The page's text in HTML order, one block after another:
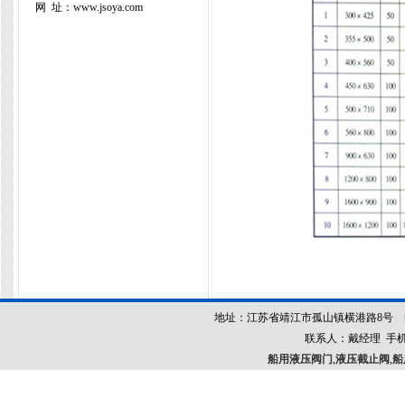
网 址：www.jsoya.com
地址：江苏省靖江市孤山镇横港路8号
联系人：戴经理 手
船用液压阀门,液压截止阀,船